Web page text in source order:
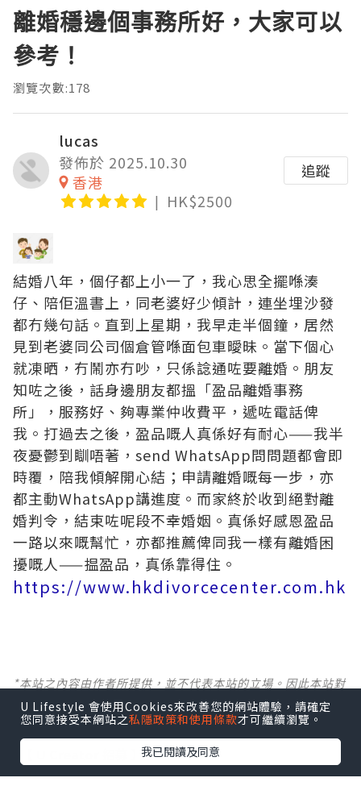
離婚穩邊個事務所好，大家可以
參考！
瀏覽次數:178
lucas
發佈於 2025.10.30
香港
HK$2500
追蹤
結婚八年，個仔都上小一了，我心思全擺喺湊
仔、陪佢溫書上，同老婆好少傾計，連坐埋沙發
都冇幾句話。直到上星期，我早走半個鐘，居然
見到老婆同公司個倉管喺面包車曖昧。當下個心
就凍晒，冇鬧亦冇吵，只係諗通咗要離婚。朋友
知咗之後，話身邊朋友都搵「盈品離婚事務
所」，服務好、夠專業仲收費平，遞咗電話俾
我。打過去之後，盈品嘅人真係好有耐心——我半
夜憂鬱到瞓唔著，send WhatsApp問問題都會即
時覆，陪我傾解開心結；申請離婚嘅每一步，亦
都主動WhatsApp講進度。而家終於收到絕對離
婚判令，結束咗呢段不幸婚姻。真係好感恩盈品
一路以來嘅幫忙，亦都推薦俾同我一樣有離婚困
擾嘅人——揾盈品，真係靠得住。
https://www.hkdivorcecenter.com.hk
*本站之內容由作者所提供，並不代表本站的立場。因此本站對
所有博客的立場、真實性、準確性及完整性不負任何法律責
任。
【 U Creator 招募 】
出Post賺現金獎賞 l登記《社群創作有價企劃》
U Lifestyle 會使用Cookies來改善您的網站體驗，請確定
您同意接受本網站之私隱政策和使用條款才可繼續瀏覽。
我已閱讀及同意